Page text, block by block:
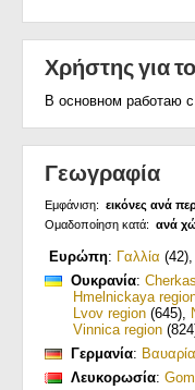
Χρήστης για
В основном работаю
Γεωγραφία
Εμφάνιση: εικόνες ανά
Ομαδοποίηση κατά: ανά
Ευρώπη: Γαλλία (42),
Ουκρανία:
Hmelnickaya
Lvov region (645),
Vinnica region
Γερμανία: Βαυαρία
Λευκορωσία: